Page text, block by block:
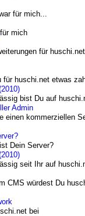
für mich...
mich
für
für huschi.net etwas
bist Du auf
Admin
einen kommerziellen
Dein Server?
seit Ihr auf
CMS würdest Du
bei